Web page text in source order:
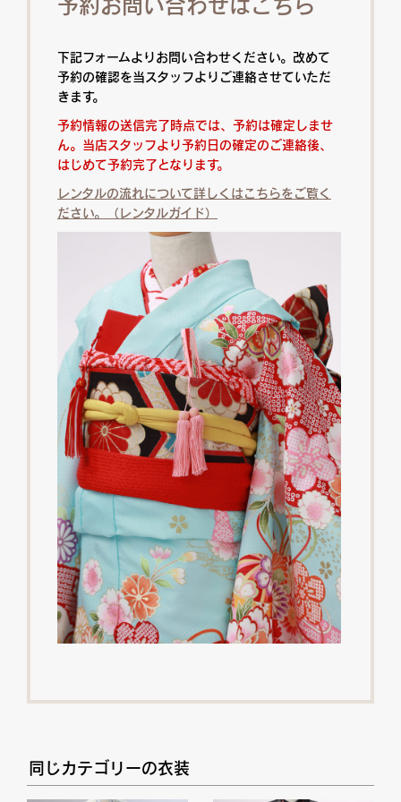
予約お問い合わせはこちら
下記フォームよりお問い合わせください。改めて
予約の確認を当スタッフよりご連絡させていただ
きます。
予約情報の送信完了時点では、予約は確定しませ
ん。当店スタッフより予約日の確定のご連絡後、
はじめて予約完了となります。
レンタルの流れについて詳しくはこちらをご覧く
ださい。（レンタルガイド）
同じカテゴリーの衣装